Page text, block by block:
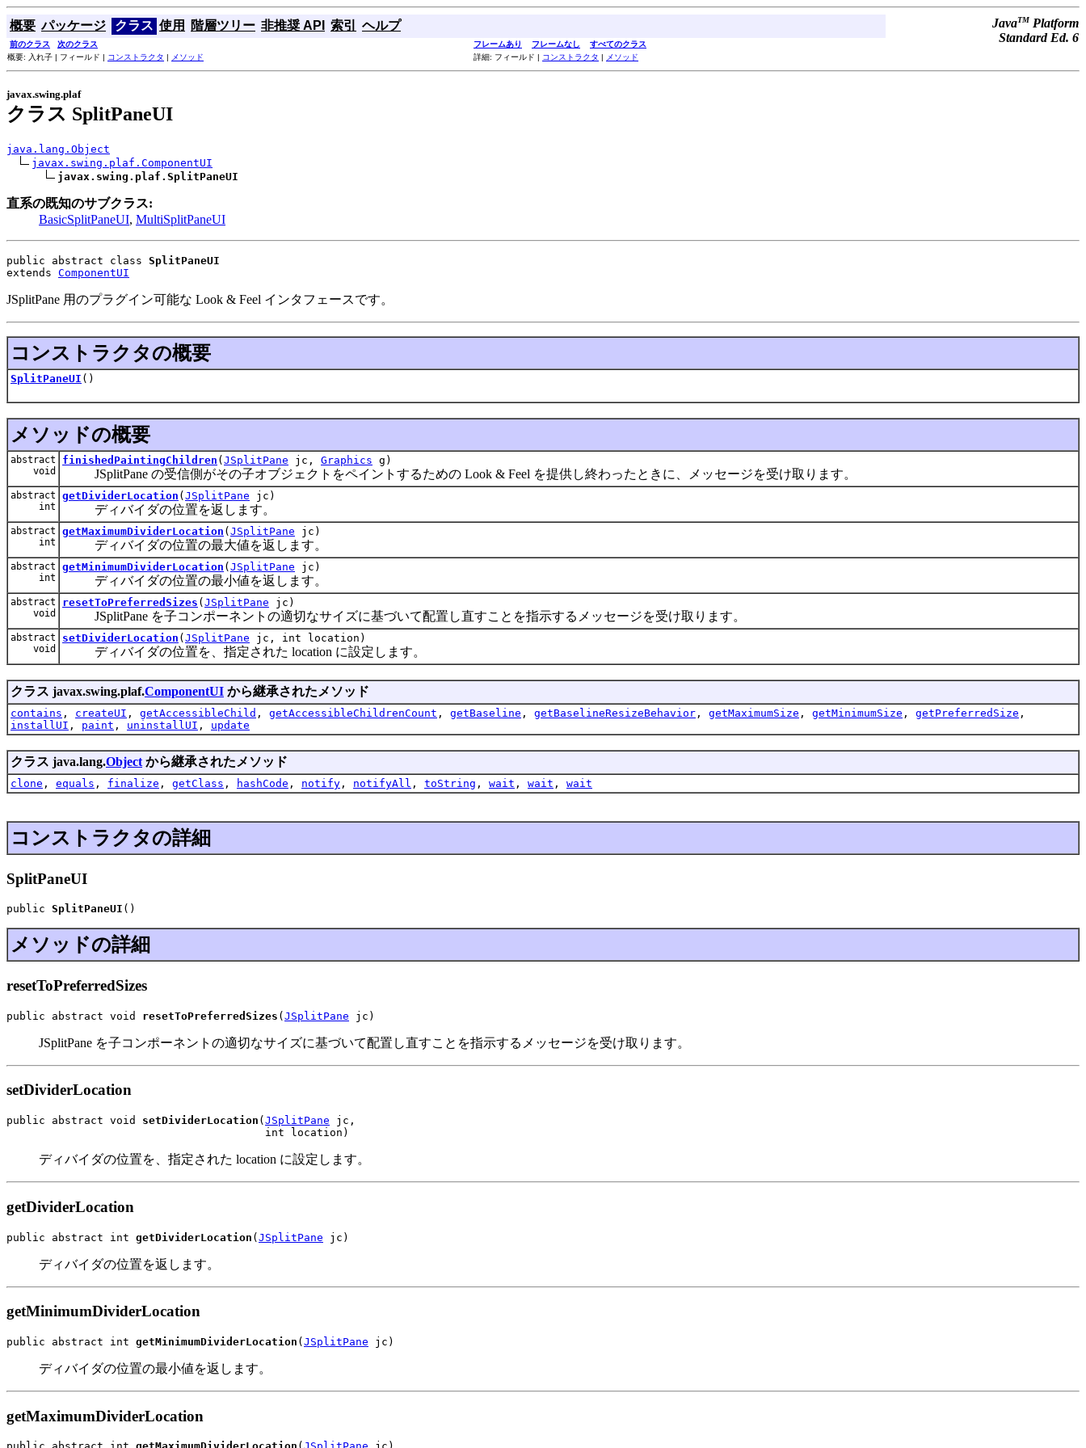
概要 パッケージ クラス 使用 階層ツリー 非推奨 API 索引 ヘルプ JavaTM Platform
Standard Ed. 6
前のクラス 次のクラス フレームあり フレームなし
すべてのクラス
概要: 入れ子 | フィールド | コンストラクタ | メソッド 詳細: フィールド | コンストラクタ | メソッド
javax.swing.plaf
クラス SplitPaneUI
java.lang.Object
javax.swing.plaf.ComponentUI
javax.swing.plaf.SplitPaneUI
直系の既知のサブクラス:
BasicSplitPaneUI, MultiSplitPaneUI
public abstract class SplitPaneUI
extends ComponentUI
JSplitPane 用のプラグイン可能な Look & Feel インタフェースです。
コンストラクタの概要
SplitPaneUI ()
メソッドの概要
abstract
void
finishedPaintingChildren ( JSplitPane jc, Graphics g)
JSplitPane の受信側がその子オブジェクトをペイントするための Look & Feel を提供し終わったときに、メッセージを受け取ります。
abstract
int
getDividerLocation ( JSplitPane jc)
ディバイダの位置を返します。
abstract
int
getMaximumDividerLocation ( JSplitPane jc)
ディバイダの位置の最大値を返します。
abstract
int
getMinimumDividerLocation ( JSplitPane jc)
ディバイダの位置の最小値を返します。
abstract
void
resetToPreferredSizes ( JSplitPane jc)
JSplitPane を子コンポーネントの適切なサイズに基づいて配置し直すことを指示するメッセージを受け取ります。
abstract
void
setDividerLocation ( JSplitPane jc, int location)
ディバイダの位置を、指定された location に設定します。
クラス javax.swing.plaf.ComponentUI から継承されたメソッド
contains , createUI , getAccessibleChild , getAccessibleChildrenCount , getBaseline , getBaselineResizeBehavior , getMaximumSize , getMinimumSize , getPreferredSize ,
installUI , paint , uninstallUI , update
クラス java.lang.Object から継承されたメソッド
clone , equals , finalize , getClass , hashCode , notify , notifyAll , toString , wait , wait , wait
コンストラクタの詳細
SplitPaneUI
public SplitPaneUI ()
メソッドの詳細
resetToPreferredSizes
public abstract void resetToPreferredSizes (JSplitPane jc)
JSplitPane を子コンポーネントの適切なサイズに基づいて配置し直すことを指示するメッセージを受け取ります。
setDividerLocation
public abstract void setDividerLocation ( JSplitPane jc,
                                        int location)
ディバイダの位置を、指定された location に設定します。
getDividerLocation
public abstract int getDividerLocation (JSplitPane jc)
ディバイダの位置を返します。
getMinimumDividerLocation
public abstract int getMinimumDividerLocation ( JSplitPane jc)
ディバイダの位置の最小値を返します。
getMaximumDividerLocation